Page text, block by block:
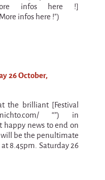
infos here !]
infos here !")
26 October,
the brilliant [Festival
“”) in
happy news to end on
be the penultimate
8.45pm. Saturday 26